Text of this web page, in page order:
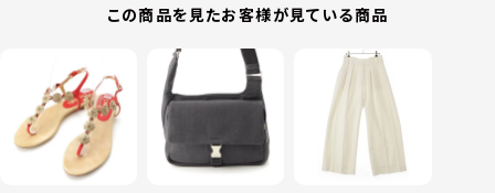
この商品を見たお客様が見ている商品